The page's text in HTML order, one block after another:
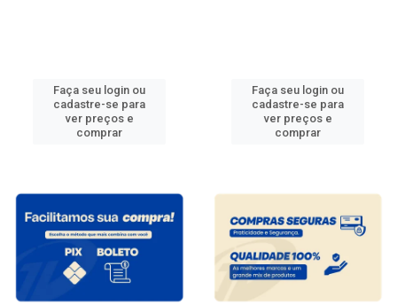
Faça seu login ou
cadastre-se para
ver preços e
comprar
Faça seu login ou
cadastre-se para
ver preços e
comprar